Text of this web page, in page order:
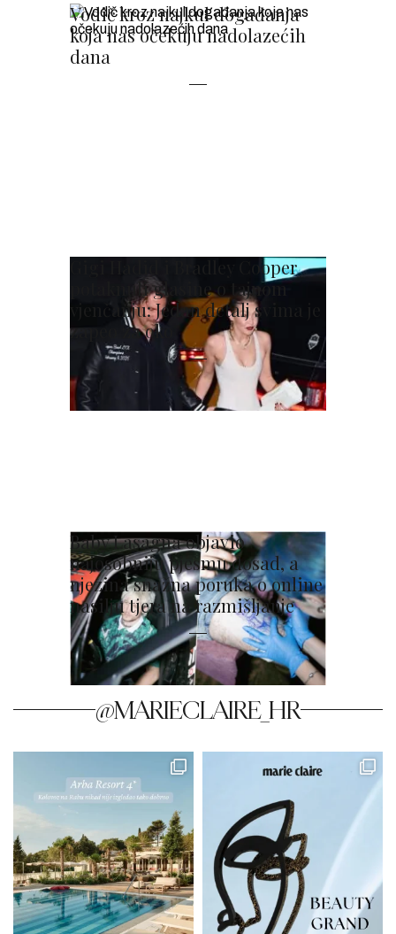
Vodič kroz najkul događanja
koja nas očekuju nadolazećih
dana
Gigi Hadid i Bradley Cooper
potaknuli glasine o tajnom
vjenčanju: Jedan detalj svima je
zapeo za oko
Baby Lasagna objavio
najosobniju pjesmu dosad, a
njezina snažna poruka o online
nasilju tjera na razmišljanje
@MARIECLAIRE_HR